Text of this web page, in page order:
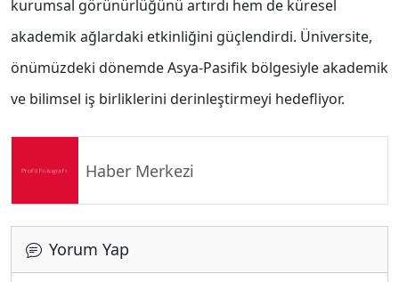
kurumsal görünürlüğünü artırdı hem de küresel
akademik ağlardaki etkinliğini güçlendirdi. Üniversite,
önümüzdeki dönemde Asya-Pasifik bölgesiyle akademik
ve bilimsel iş birliklerini derinleştirmeyi hedefliyor.
Haber Merkezi
Yorum Yap